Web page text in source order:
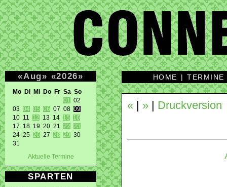
«Aug» «2026»
Mo Di Mi Do Fr Sa So
01
02
03 04 05 06 07 08 09
10 11 12 13 14 15
16
17 18 19 20 21 22
23
24 25 26 27 28 29 30
31
Aktuelle Termine
SPARTEN
HOME |TERMINE
« » Druckversion